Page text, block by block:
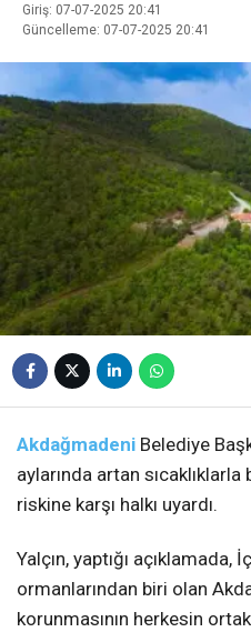
Giriş: 07-07-2025 20:41
Güncelleme: 07-07-2025 20:41
Akdağmadeni Belediye
aylarında artan
riskine karşı halkı uyardı.
Yalçın, yaptığı açıklamada,
ormanlarından biri olan
korunmasının herkesin